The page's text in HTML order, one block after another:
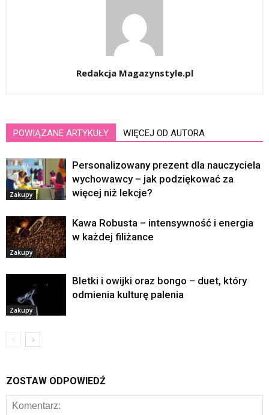
Redakcja Magazynstyle.pl
POWIĄZANE ARTYKUŁY WIĘCEJ OD AUTORA
Zakupy
Personalizowany prezent dla nauczyciela
wychowawcy – jak podziękować za
więcej niż lekcje?
Zakupy
Kawa Robusta – intensywność i energia
w każdej filiżance
Zakupy
Bletki i owijki oraz bongo – duet, który
odmienia kulturę palenia
ZOSTAW ODPOWIEDŹ